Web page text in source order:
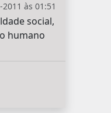
às 01:51
social,
humano